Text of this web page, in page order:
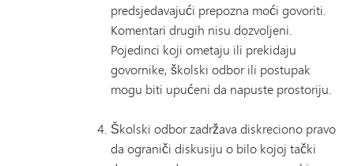
predsjedavajući prepozna moći govoriti.
Komentari drugih nisu dozvoljeni.
Pojedinci koji ometaju ili prekidaju
govornike, školski odbor ili postupak
mogu biti upućeni da napuste prostoriju.
Školski odbor zadržava diskreciono pravo
da ograniči diskusiju o bilo kojoj tački